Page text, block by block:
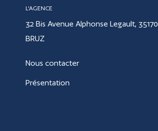
L'AGENCE
32 Bis Avenue Alphonse Legault, 35170
BRUZ
Nous contacter
Présentation